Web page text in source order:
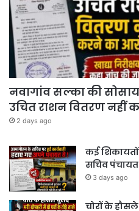
नवागांव सल्का की
उचित राशन वितरण नहीं
2 days ago
कई
सचिव
3 days ago
चोरों के